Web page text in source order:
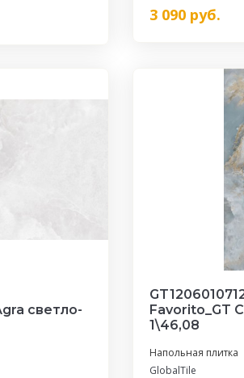
3 090руб.
светло-
Favorito_GT
1\46,08
Напольная плитка
GlobalTile